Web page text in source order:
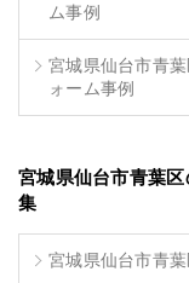
ム事例
宮城県仙台市青
ォーム事例
宮城県仙台市青葉
集
宮城県仙台市青